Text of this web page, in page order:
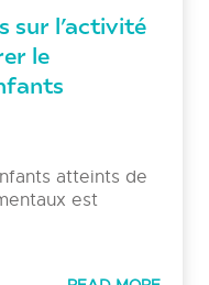
sur l’activité
le
atteints de
est